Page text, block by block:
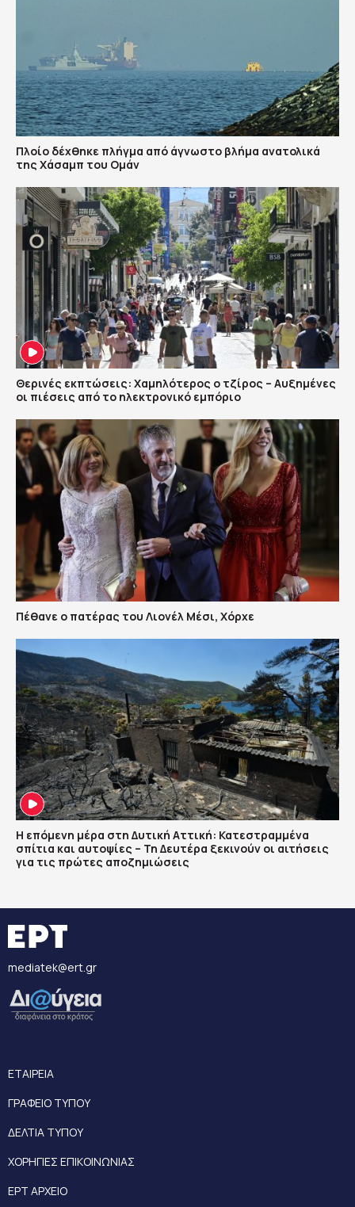
Πλοίο δέχθηκε πλήγμα από άγνωστο βλήμα ανατολικά
της Χάσαμπ του Ομάν
Θερινές εκπτώσεις: Χαμηλότερος ο τζίρος – Αυξημένες
οι πιέσεις από το ηλεκτρονικό εμπόριο
Πέθανε ο πατέρας του Λιονέλ Μέσι, Χόρχε
Η επόμενη μέρα στη Δυτική Αττική: Κατεστραμμένα
σπίτια και αυτοψίες – Τη Δευτέρα ξεκινούν οι αιτήσεις
για τις πρώτες αποζημιώσεις
mediatek@ert.gr
ΕΤΑΙΡΕΙΑ
ΓΡΑΦΕΙΟ ΤΥΠΟΥ
ΔΕΛΤΙΑ ΤΥΠΟΥ
ΧΟΡΗΓΙΕΣ ΕΠΙΚΟΙΝΩΝΙΑΣ
ΕΡΤ ΑΡΧΕΙΟ